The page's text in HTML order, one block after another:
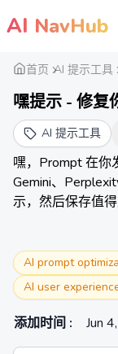
AI NavHub
首页 AI 提示工具
嘿提示 - 修复
AI 提示工具
嘿，Prompt 在你
Gemini、
示，然后保存值
AI prompt
AI user
添加时间 : Jun